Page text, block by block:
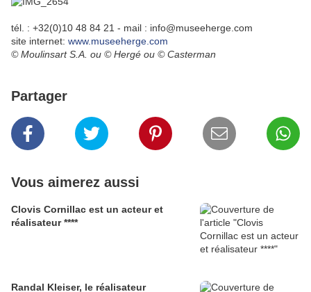
tél. : +32(0)10 48 84 21 - mail : info@museeherge.com
site internet: www.museeherge.com
© Moulinsart S.A. ou © Hergé ou © Casterman
Partager
Vous aimerez aussi
Clovis Cornillac est un acteur et
réalisateur ****
Randal Kleiser, le réalisateur